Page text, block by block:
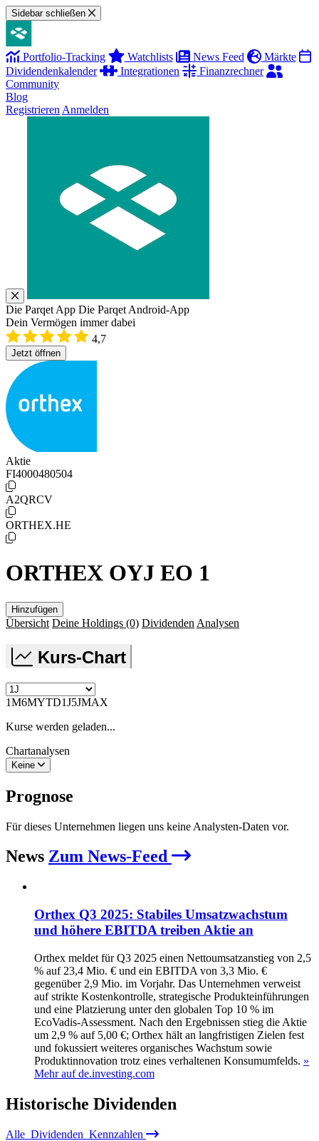
Sidebar schließen
Portfolio-Tracking Watchlists News Feed
Märkte
Dividendenkalender
Integrationen
Finanzrechner
Community
Blog
Registrieren Anmelden
Die Parqet App Die Parqet Android-App
Dein Vermögen immer dabei
4,7
Jetzt öffnen
Aktie
FI4000480504
A2QRCV
ORTHEX.HE
ORTHEX OYJ EO 1
Hinzufügen
Übersicht Deine Holdings (0) Dividenden Analysen
Kurs-Chart
1M6MYTD1J5JMAX
Kurse werden geladen...
Chartanalysen
Keine
Prognose
Für dieses Unternehmen liegen uns keine Analysten-Daten vor.
News Zum News-Feed
Orthex Q3 2025: Stabiles Umsatzwachstum
und höhere EBITDA treiben Aktie an
Orthex meldet für Q3 2025 einen Nettoumsatzanstieg von 2,5
% auf 23,4 Mio. € und ein EBITDA von 3,3 Mio. €
gegenüber 2,9 Mio. im Vorjahr. Das Unternehmen verweist
auf strikte Kostenkontrolle, strategische Produkteinführungen
und eine Platzierung unter den globalen Top 10 % im
EcoVadis-Assessment. Nach den Ergebnissen stieg die Aktie
um 2,9 % auf 5,00 €; Orthex hält an langfristigen Zielen fest
und fokussiert weiteres organisches Wachstum sowie
Produktinnovation trotz eines verhaltenen Konsumumfelds. »
Mehr auf de.investing.com
Historische Dividenden
Alle Dividenden Kennzahlen